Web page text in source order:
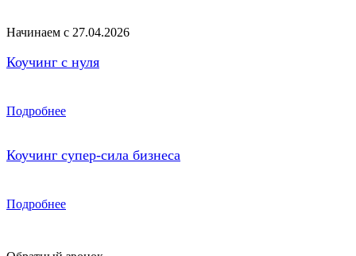
Начинаем с 27.04.2026
Коучинг с нуля
Подробнее
Коучинг супер-сила бизнеса
Подробнее